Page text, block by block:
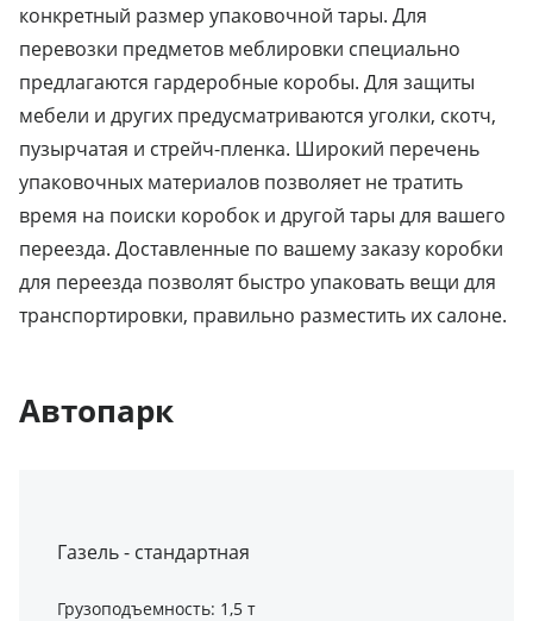
конкретный размер упаковочной тары. Для
перевозки предметов меблировки специально
предлагаются гардеробные коробы. Для защиты
мебели и других предусматриваются уголки, скотч,
пузырчатая и стрейч-пленка. Широкий перечень
упаковочных материалов позволяет не тратить
время на поиски коробок и другой тары для вашего
переезда. Доставленные по вашему заказу коробки
для переезда позволят быстро упаковать вещи для
транспортировки, правильно разместить их салоне.
Автопарк
Газель - стандартная
Грузоподъемность: 1,5 т